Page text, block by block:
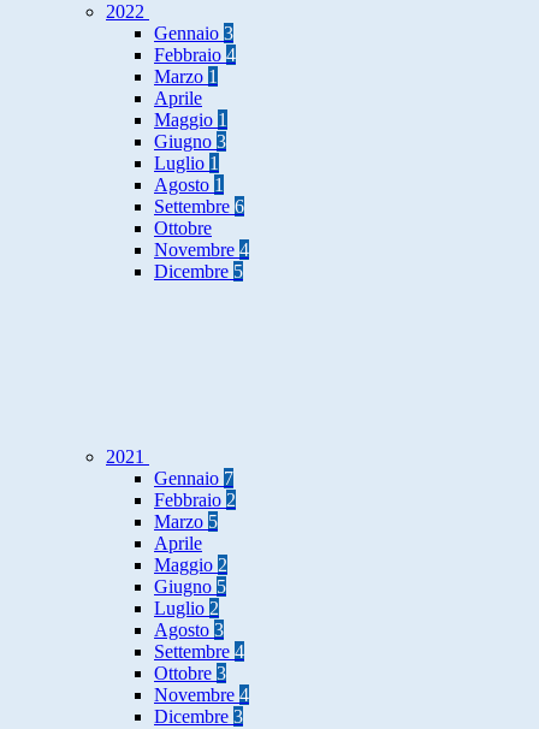
2022
Gennaio 3
Febbraio 4
Marzo 1
Aprile
Maggio 1
Giugno 3
Luglio 1
Agosto 1
Settembre 6
Ottobre
Novembre 4
Dicembre 5
2021
Gennaio 7
Febbraio 2
Marzo 5
Aprile
Maggio 2
Giugno 5
Luglio 2
Agosto 3
Settembre 4
Ottobre 3
Novembre 4
Dicembre 3